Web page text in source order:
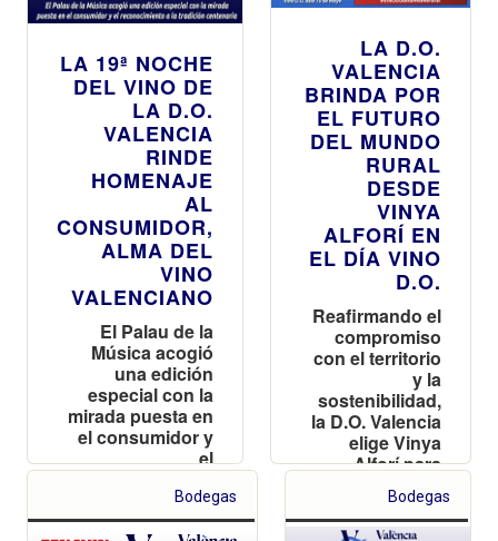
LA 19ª NOCHE
DEL VINO DE
LA D.O.
VALENCIA
RINDE
HOMENAJE
AL
CONSUMIDOR,
ALMA DEL
VINO
VALENCIANO
El Palau de la
Música acogió
una edición
especial con la
mirada puesta en
el consumidor y
el
reconocimiento
a la tradición
centenaria
LA D.O.
VALENCIA
BRINDA POR
EL FUTURO
DEL MUNDO
RURAL
DESDE
VINYA
ALFORÍ EN
EL DÍA VINO
D.O.
Reafirmando el
compromiso
con el territorio
y la
sostenibilidad,
la D.O. Valencia
elige Vinya
Alforí para
celebrar el Día
Vino D.O. este
10 de mayo
Bodegas Bodegas